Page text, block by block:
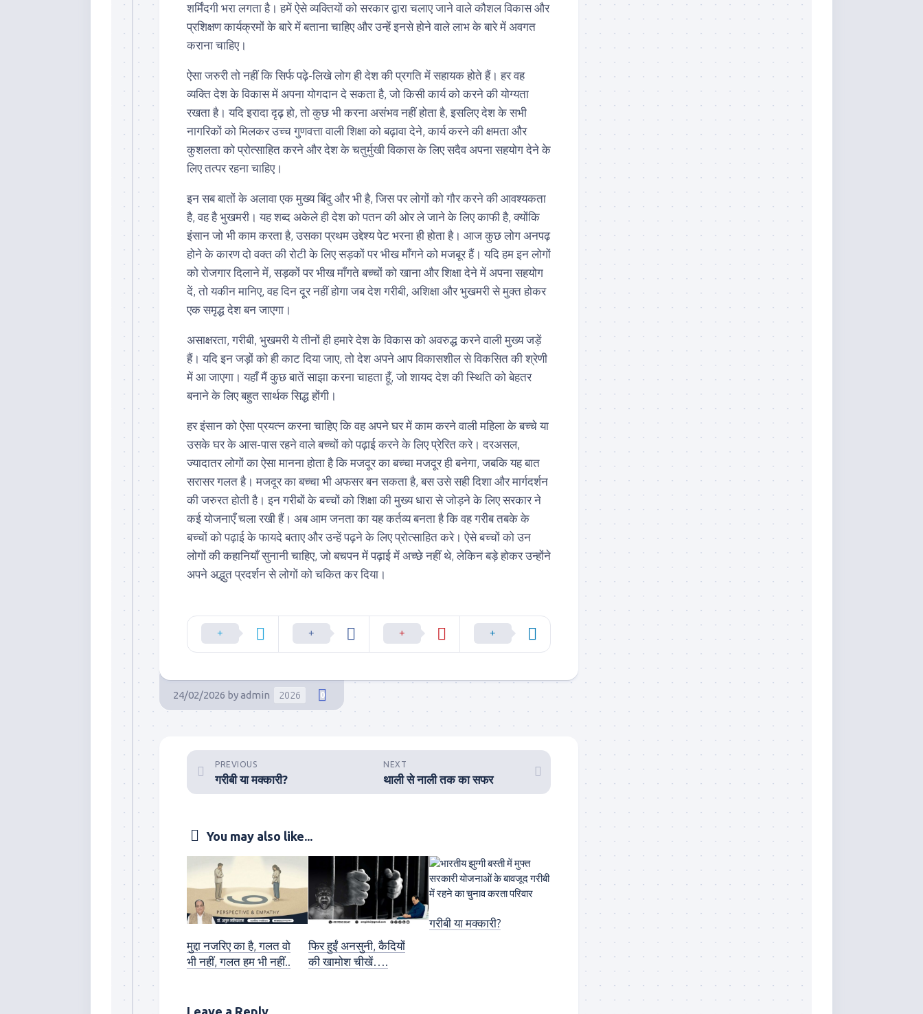
शर्मिंदगी भरा लगता है। हमें ऐसे व्यक्तियों को सरकार द्वारा चलाए जाने वाले कौशल विकास और
प्रशिक्षण कार्यक्रमों के बारे में बताना चाहिए और उन्हें इनसे होने वाले लाभ के बारे में अवगत
कराना चाहिए।
ऐसा जरुरी तो नहीं कि सिर्फ पढ़े-लिखे लोग ही देश की प्रगति में सहायक होते हैं। हर वह
व्यक्ति देश के विकास में अपना योगदान दे सकता है, जो किसी कार्य को करने की योग्यता
रखता है। यदि इरादा दृढ़ हो, तो कुछ भी करना असंभव नहीं होता है, इसलिए देश के सभी
नागरिकों को मिलकर उच्च गुणवत्ता वाली शिक्षा को बढ़ावा देने, कार्य करने की क्षमता और
कुशलता को प्रोत्साहित करने और देश के चतुर्मुखी विकास के लिए सदैव अपना सहयोग देने के
लिए तत्पर रहना चाहिए।
इन सब बातों के अलावा एक मुख्य बिंदु और भी है, जिस पर लोगों को गौर करने की आवश्यकता
है, वह है भुखमरी। यह शब्द अकेले ही देश को पतन की ओर ले जाने के लिए काफी है, क्योंकि
इंसान जो भी काम करता है, उसका प्रथम उद्देश्य पेट भरना ही होता है। आज कुछ लोग अनपढ़
होने के कारण दो वक्त की रोटी के लिए सड़कों पर भीख माँगने को मजबूर हैं। यदि हम इन लोगों
को रोजगार दिलाने में, सड़कों पर भीख माँगते बच्चों को खाना और शिक्षा देने में अपना सहयोग
दें, तो यकीन मानिए, वह दिन दूर नहीं होगा जब देश गरीबी, अशिक्षा और भुखमरी से मुक्त होकर
एक समृद्ध देश बन जाएगा।
असाक्षरता, गरीबी, भुखमरी ये तीनों ही हमारे देश के विकास को अवरुद्ध करने वाली मुख्य जड़ें
हैं। यदि इन जड़ों को ही काट दिया जाए, तो देश अपने आप विकासशील से विकसित की श्रेणी
में आ जाएगा। यहाँ मैं कुछ बातें साझा करना चाहता हूँ, जो शायद देश की स्थिति को बेहतर
बनाने के लिए बहुत सार्थक सिद्ध होंगी।
हर इंसान को ऐसा प्रयत्न करना चाहिए कि वह अपने घर में काम करने वाली महिला के बच्चे या
उसके घर के आस-पास रहने वाले बच्चों को पढ़ाई करने के लिए प्रेरित करे। दरअसल,
ज्यादातर लोगों का ऐसा मानना होता है कि मजदूर का बच्चा मजदूर ही बनेगा, जबकि यह बात
सरासर गलत है। मजदूर का बच्चा भी अफसर बन सकता है, बस उसे सही दिशा और मार्गदर्शन
की जरुरत होती है। इन गरीबों के बच्चों को शिक्षा की मुख्य धारा से जोड़ने के लिए सरकार ने
कई योजनाएँ चला रखी हैं। अब आम जनता का यह कर्तव्य बनता है कि वह गरीब तबके के
बच्चों को पढ़ाई के फायदे बताए और उन्हें पढ़ने के लिए प्रोत्साहित करे। ऐसे बच्चों को उन
लोगों की कहानियाँ सुनानी चाहिए, जो बचपन में पढ़ाई में अच्छे नहीं थे, लेकिन बड़े होकर उन्होंने
अपने अद्भुत प्रदर्शन से लोगों को चकित कर दिया।
24/02/2026 byadmin 2026 0
NEXT
थाली से नाली तक का सफर
PREVIOUS
गरीबी या मक्कारी?
You may also like...
मुद्दा नजरिए का है, गलत वो
भी नहीं, गलत हम भी नहीं..
फिर हुईं अनसुनी, कैदियों
की खामोश चीखें….
गरीबी या मक्कारी?
Leave a Reply